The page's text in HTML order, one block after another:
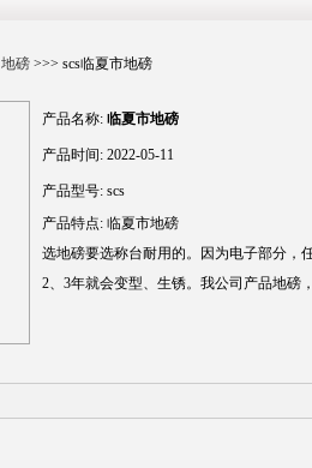
地磅>>> scs临夏市地磅
产品名称: 临夏市地磅
产品时间: 2022-05-11
产品型号: scs
产品特点: 临夏市地磅
选地磅要选称台耐用的。因为电子部分，
2、3年就会变型、生锈。我公司产品地磅